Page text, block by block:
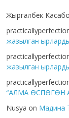
Жыргалбек
жазылган
жазылган
“АЛМА ӨСПӨГӨН
Nusya on Мадина